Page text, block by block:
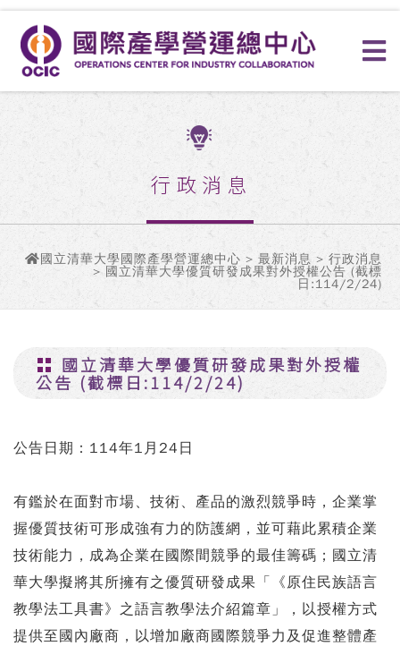
行政消息
國立清華大學國際產學營運總中心 > 最新消息 > 行政消息
> 國立清華大學優質研發成果對外授權公告 (截標
日:114/2/24)
國立清華大學優質研發成果對外授權
公告 (截標日:114/2/24)
公告日期：114年1月24日
有鑑於在面對市場、技術、產品的激烈競爭時，企業掌
握優質技術可形成強有力的防護網，並可藉此累積企業
技術能力，成為企業在國際間競爭的最佳籌碼；國立清
華大學擬將其所擁有之優質研發成果「《原住民族語言
教學法工具書》之語言教學法介紹篇章」，以授權方式
提供至國內廠商，以增加廠商國際競爭力及促進整體產